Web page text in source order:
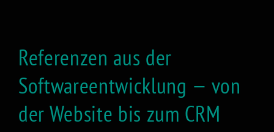
Referenzen aus der
Softwareentwicklung — von
der Website bis zum CRM